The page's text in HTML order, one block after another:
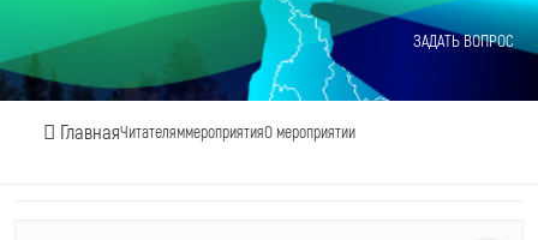
ЗАДАТЬ ВОПРОС
ГлавнаяЧитателяммероприятияО мероприятии